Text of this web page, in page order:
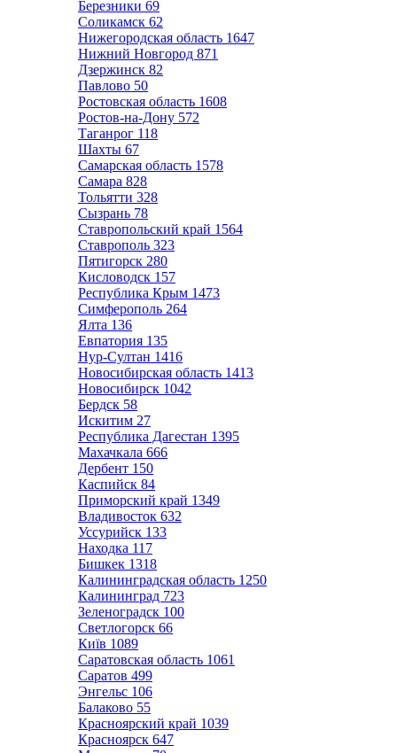
Березники 69
Соликамск 62
Нижегородская область 1647
Нижний Новгород 871
Дзержинск 82
Павлово 50
Ростовская область 1608
Ростов-на-Дону 572
Таганрог 118
Шахты 67
Самарская область 1578
Самара 828
Тольятти 328
Сызрань 78
Ставропольский край 1564
Ставрополь 323
Пятигорск 280
Кисловодск 157
Республика Крым 1473
Симферополь 264
Ялта 136
Евпатория 135
Нур-Султан 1416
Новосибирская область 1413
Новосибирск 1042
Бердск 58
Искитим 27
Республика Дагестан 1395
Махачкала 666
Дербент 150
Каспийск 84
Приморский край 1349
Владивосток 632
Уссурийск 133
Находка 117
Бишкек 1318
Калининградская область 1250
Калининград 723
Зеленоградск 100
Светлогорск 66
Київ 1089
Саратовская область 1061
Саратов 499
Энгельс 106
Балаково 55
Красноярский край 1039
Красноярск 647